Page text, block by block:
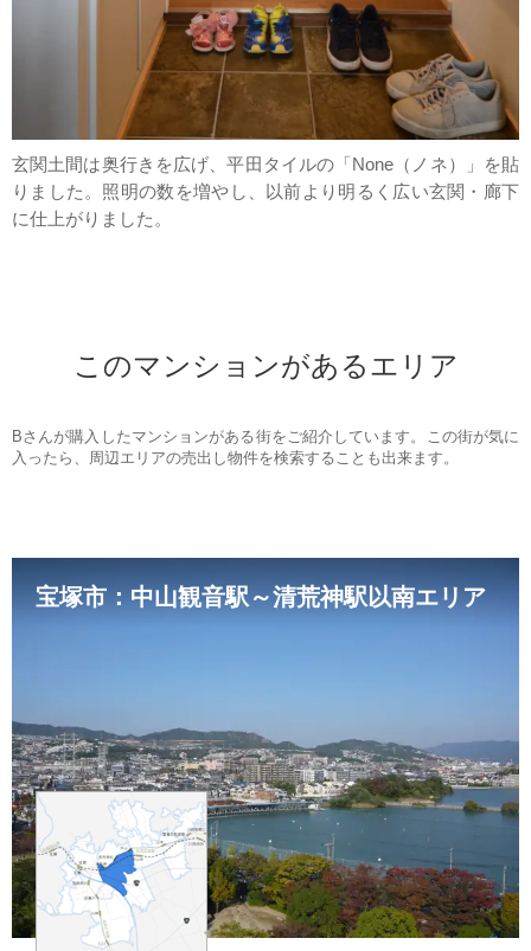
玄関土間は奥行きを広げ、平田タイルの「None（ノネ）」を貼
りました。照明の数を増やし、以前より明るく広い玄関・廊下
に仕上がりました。
このマンションがあるエリア
Bさんが購入したマンションがある街をご紹介しています。この街が気に
入ったら、周辺エリアの売出し物件を検索することも出来ます。
宝塚市：中山観音駅～清荒神駅以南エリア